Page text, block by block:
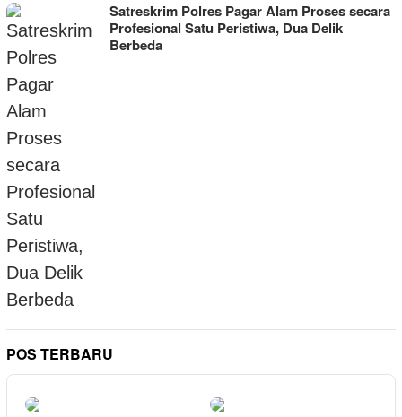
Satreskrim Polres Pagar Alam Proses secara
Profesional Satu Peristiwa, Dua Delik
Berbeda
POS TERBARU